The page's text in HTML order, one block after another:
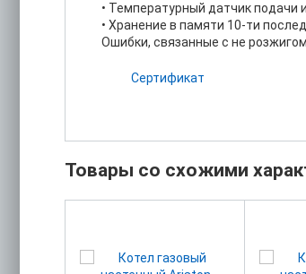
• Температурный датчик подачи
• Хранение в памяти 10-ти
Ошибки, связанные с не
Сертификат
Товары со схожими